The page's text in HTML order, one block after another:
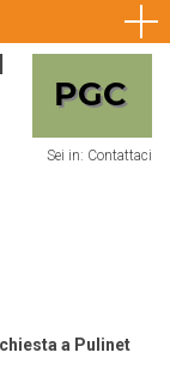
Sei in: Contattaci
a Pulinet